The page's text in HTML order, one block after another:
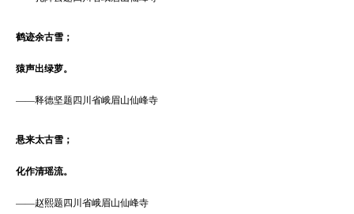
鹤迹余古雪；
猿声出绿萝。
——释德坚题四川省峨眉山仙峰寺
悬来太古雪；
化作清瑶流。
——赵熙题四川省峨眉山仙峰寺